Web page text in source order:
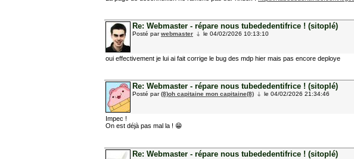
Re: Webmaster - répare nous tubededentifrice ! (sitoplé)
Posté parwebmaster le 04/02/2026 10:13:10
oui effectivement je lui ai fait corrige le bug des mdp hier mais pas encore deploye
Re: Webmaster - répare nous tubededentifrice ! (sitoplé)
Posté par(8)oh capitaine mon capitaine(8) le 04/02/2026 21:34:46
Impec !
On est déjà pas mal la ! 😁
Re: Webmaster - répare nous tubededentifrice ! (sitoplé)